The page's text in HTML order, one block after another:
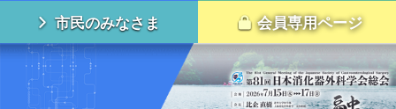
市民のみなさま 会員専用ページ